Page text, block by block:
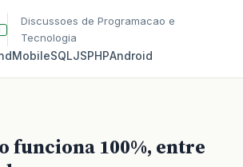
Discussoes de Programacao e
Tecnologia
MobileSQLJSPHPAndroid
funciona 100%, entre